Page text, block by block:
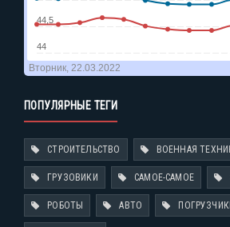
ПОПУЛЯРНЫЕ ТЕГИ
СТРОИТЕЛЬСТВО ВОЕННАЯ
ГРУЗОВИКИ САМОЕ-САМОЕ
РОБОТЫ АВТО